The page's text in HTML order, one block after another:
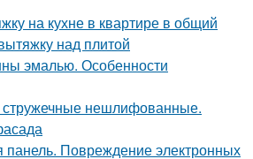
на кухне в квартире в общий
над плитой
эмалью. Особенности
нешлифованные.
панель. Повреждение электронных